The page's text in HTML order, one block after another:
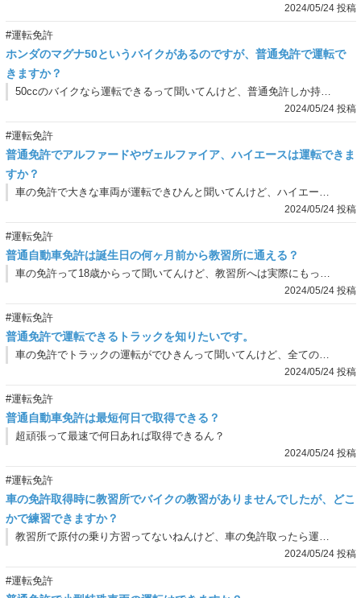
2024/05/24 投稿
#運転免許
ホンダのマグナ50というバイクがあるのですが、普通免許で運転で
きますか？
50ccのバイクなら運転できるって聞いてんけど、普通免許しか持ってへん友達が大きいバイク乗っとって疑問やねんな。
2024/05/24 投稿
#運転免許
普通免許でアルファードやヴェルファイア、ハイエースは運転できま
すか？
車の免許で大きな車両が運転できひんと聞いてんけど、ハイエースとか大きな車は運転できるん？
2024/05/24 投稿
#運転免許
普通自動車免許は誕生日の何ヶ月前から教習所に通える？
車の免許って18歳からって聞いてんけど、教習所へは実際にもっと早くいけるんやろ？どれ位前からいけんの？
2024/05/24 投稿
#運転免許
普通免許で運転できるトラックを知りたいです。
車の免許でトラックの運転がでひきんって聞いてんけど、全てのトラックが運転できひんの？2tよりも小さいトラックも同じなん？
2024/05/24 投稿
#運転免許
普通自動車免許は最短何日で取得できる？
超頑張って最速で何日あれば取得できるん？
2024/05/24 投稿
#運転免許
車の免許取得時に教習所でバイクの教習がありませんでしたが、どこ
かで練習できますか？
教習所で原付の乗り方習ってないねんけど、車の免許取ったら運転できるんやろ？練習してへんのにいきなり公道を運転って怖ない？！
2024/05/24 投稿
#運転免許